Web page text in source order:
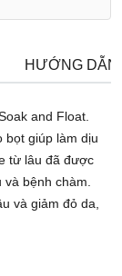
HƯỚNG
and Float.
bọt giúp làm dịu
từ lâu đã được
bệnh chàm.
và giảm đỏ da,